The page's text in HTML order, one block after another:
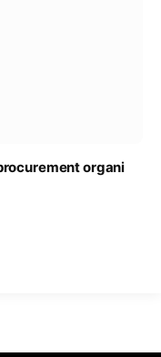
organi